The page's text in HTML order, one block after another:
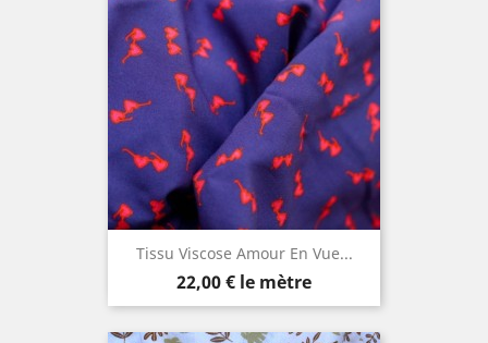
Tissu Viscose Amour En Vue...
Prix
22,00 € le mètre